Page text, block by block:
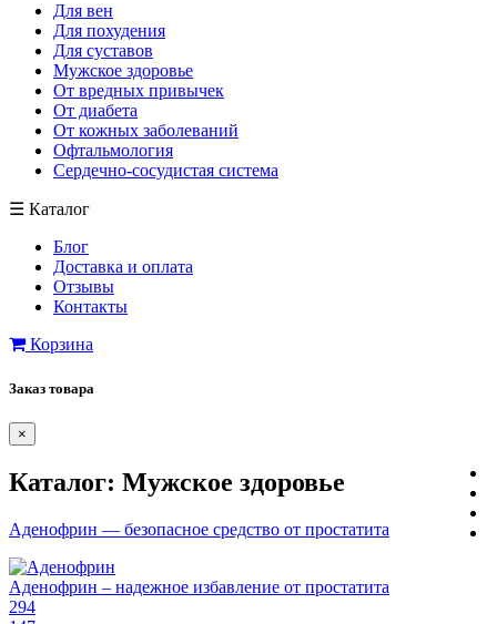
Для вен
Для похудения
Для суставов
Мужское здоровье
От вредных привычек
От диабета
От кожных заболеваний
Офтальмология
Сердечно-сосудистая система
☰ Каталог
Блог
Доставка и оплата
Отзывы
Контакты
Корзина
Заказ товара
×
Каталог: Мужское здоровье
Аденофрин — безопасное средство от простатита
Аденофрин – надежное избавление от простатита
294